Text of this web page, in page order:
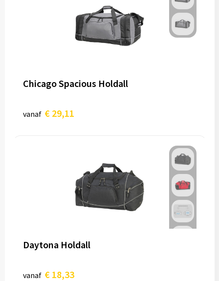
Chicago Spacious Holdall
vanaf € 29,11
Daytona Holdall
vanaf € 18,33